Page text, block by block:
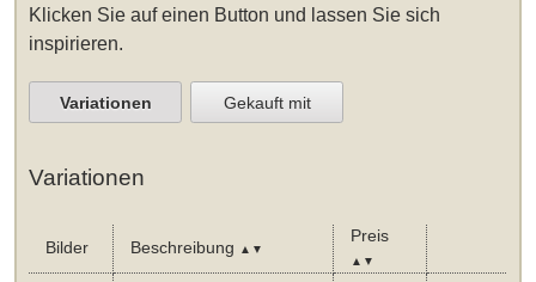
Klicken Sie auf einen Button und lassen Sie sich
inspirieren.
Variationen Gekauft mit
Variationen
Bilder Beschreibung ▲▼
Preis
▲▼